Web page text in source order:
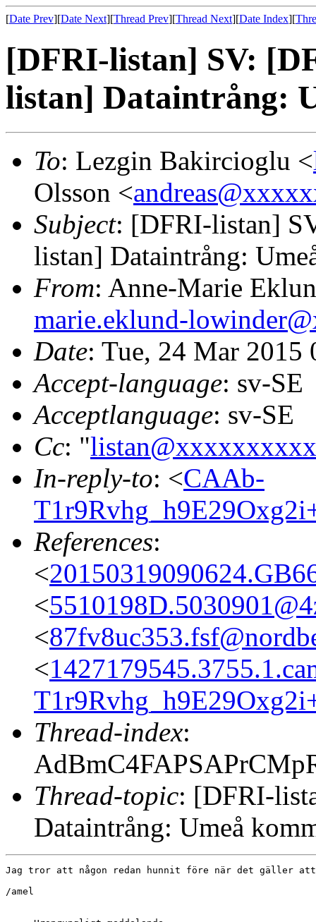
[Date Prev][Date Next][Thread Prev][Thread Next][Date Index][
[DFRI-listan] SV:
listan] Dataintrång:
To: Lezgin Bakircioglu <
Olsson <
Subject: [DFRI-listan]
listan] Dataintrång:
From: Anne-Marie
marie.eklund-
Date: Tue, 24 Mar 2015
Accept-language: sv-SE
Acceptlanguage: sv-SE
Cc: "
In-reply-to: <CAAb-
References:
<
<
<
<
Thread-index:
Thread-topic: [DFRI-
Dataintrång: Umeå
Jag tror att någon redan hunnit före när det gäller att
/amel